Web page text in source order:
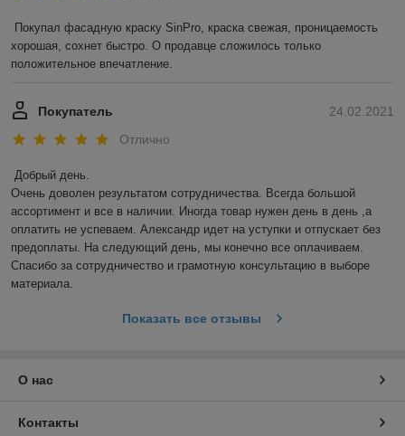
Покупал фасадную краску SinPro, краска свежая, проницаемость
хорошая, сохнет быстро. О продавце сложилось только
положительное впечатление.
24.02.2021
Покупатель
Отлично
Добрый день.
Очень доволен результатом сотрудничества. Всегда большой
ассортимент и все в наличии. Иногда товар нужен день в день ,а
оплатить не успеваем. Александр идет на уступки и отпускает без
предоплаты. На следующий день, мы конечно все оплачиваем.
Спасибо за сотрудничество и грамотную консультацию в выборе
материала.
Показать все отзывы
О нас
Контакты